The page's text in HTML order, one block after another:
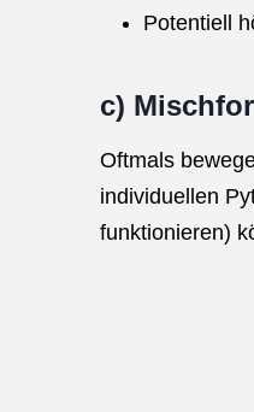
Potentiell
c)
Oftmals
individuellen
funktionieren)